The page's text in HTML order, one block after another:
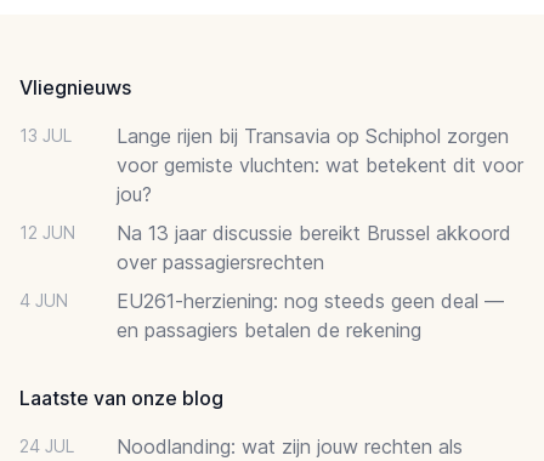
Vliegnieuws
13 JUL
Lange rijen bij Transavia op Schiphol zorgen
voor gemiste vluchten: wat betekent dit voor
jou?
12 JUN
Na 13 jaar discussie bereikt Brussel akkoord
over passagiersrechten
4 JUN
EU261-herziening: nog steeds geen deal —
en passagiers betalen de rekening
Laatste van onze blog
24 JUL
Noodlanding: wat zijn jouw rechten als